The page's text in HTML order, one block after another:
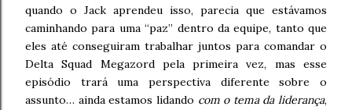
quando o Jack aprendeu isso, parecia que estávamos
caminhando para uma “paz” dentro da equipe, tanto que
eles até conseguiram trabalhar juntos para comandar o
Delta Squad Megazord pela primeira vez, mas esse
episódio trará uma perspectiva diferente sobre o
assunto… ainda estamos lidando com o tema da liderança,